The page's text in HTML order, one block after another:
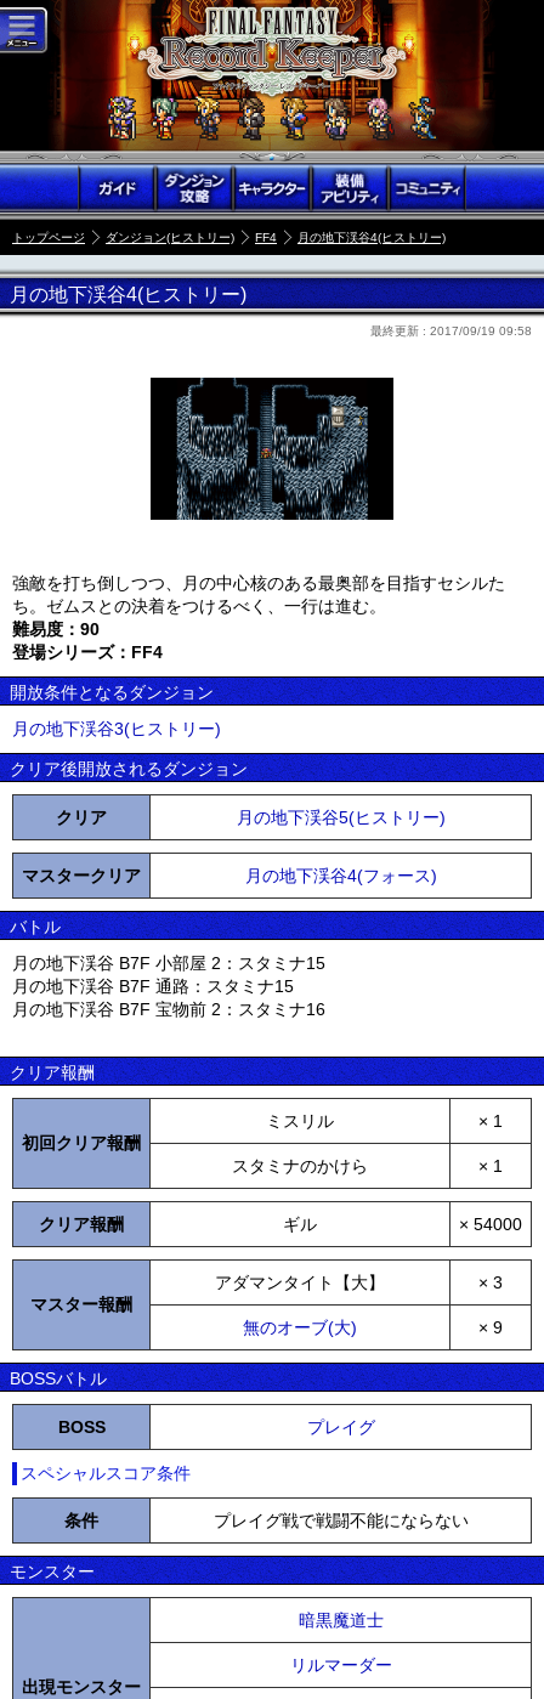
トップページ ダンジョン(ヒストリー) FF4 月の地下渓谷4(ヒストリー)
月の地下渓谷4(ヒストリー)
最終更新 : 2017/09/19 09:58
強敵を打ち倒しつつ、月の中心核のある最奥部を目指すセシルた
ち。ゼムスとの決着をつけるべく、一行は進む。
難易度：90
登場シリーズ：FF4
開放条件となるダンジョン
月の地下渓谷3(ヒストリー)
クリア後開放されるダンジョン
クリア 月の地下渓谷5(ヒストリー)
マスタークリア 月の地下渓谷4(フォース)
バトル
月の地下渓谷 B7F 小部屋 2：スタミナ15
月の地下渓谷 B7F 通路：スタミナ15
月の地下渓谷 B7F 宝物前 2：スタミナ16
クリア報酬
初回クリア報酬
ミスリル × 1
スタミナのかけら × 1
クリア報酬 ギル × 54000
マスター報酬
アダマンタイト【大】 × 3
無のオーブ(大) × 9
BOSSバトル
BOSS プレイグ
スペシャルスコア条件
条件 プレイグ戦で戦闘不能にならない
モンスター
出現モンスター
暗黒魔道士
リルマーダー